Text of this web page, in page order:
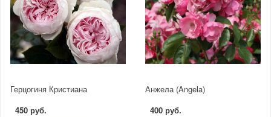
Герцогиня Кристиана
450 руб.
Анжела (Angela)
400 руб.